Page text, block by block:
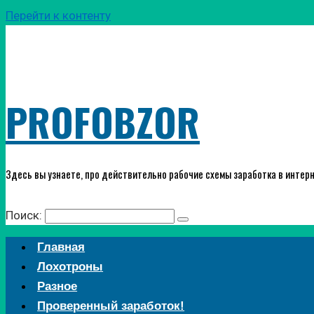
Перейти к контенту
PROFOBZOR
Здесь вы узнаете, про действительно рабочие схемы заработка в
Поиск:
Главная
Лохотроны
Разное
Проверенный заработок!